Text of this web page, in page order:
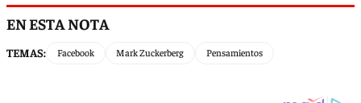
EN ESTA NOTA
TEMAS: Facebook Mark Zuckerberg Pensamientos